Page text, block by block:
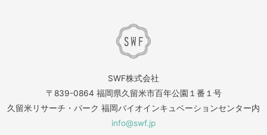
SWF株式会社
〒839-0864 福岡県久留米市百年公園１番１号
久留米リサーチ・パーク 福岡バイオインキュベーションセンター内
info@swf.jp